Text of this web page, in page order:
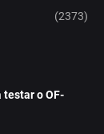
(2373)
testar o OF-